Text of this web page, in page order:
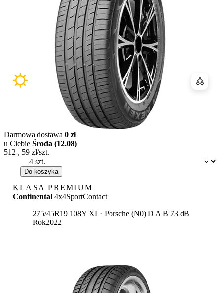
Dostępność:
Darmowa dostawa 0 zł
u Ciebie Środa (12.08)
512 , 59 zł/szt.
Do koszyka
KLASA PREMIUM
Continental 4x4SportContact
275/45R19 108Y XL
Porsche (N0) Etykieta:
D A B 73 dB
Rok2022